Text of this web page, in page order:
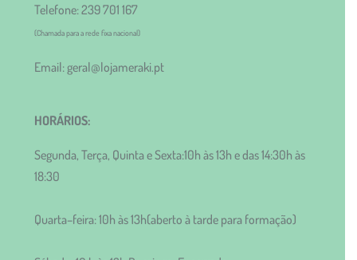
Telefone: 239 701 167
(Chamada para a rede fixa nacional)
Email: geral@lojameraki.pt
HORÁRIOS:
Segunda, Terça, Quinta e Sexta:10h às 13h e das 14:30h às
18:30
Quarta–feira: 10h às 13h(aberto à tarde para formação)